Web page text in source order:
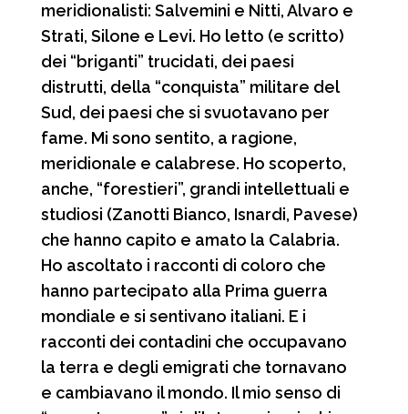
meridionalisti: Salvemini e Nitti, Alvaro e
Strati, Silone e Levi. Ho letto (e scritto)
dei “briganti” trucidati, dei paesi
distrutti, della “conquista” militare del
Sud, dei paesi che si svuotavano per
fame. Mi sono sentito, a ragione,
meridionale e calabrese. Ho scoperto,
anche, “forestieri”, grandi intellettuali e
studiosi (Zanotti Bianco, Isnardi, Pavese)
che hanno capito e amato la Calabria.
Ho ascoltato i racconti di coloro che
hanno partecipato alla Prima guerra
mondiale e si sentivano italiani. E i
racconti dei contadini che occupavano
la terra e degli emigrati che tornavano
e cambiavano il mondo. Il mio senso di